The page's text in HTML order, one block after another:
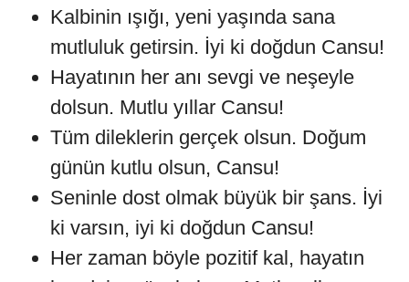
Kalbinin ışığı, yeni yaşında sana
mutluluk getirsin. İyi ki doğdun Cansu!
Hayatının her anı sevgi ve neşeyle
dolsun. Mutlu yıllar Cansu!
Tüm dileklerin gerçek olsun. Doğum
günün kutlu olsun, Cansu!
Seninle dost olmak büyük bir şans. İyi
ki varsın, iyi ki doğdun Cansu!
Her zaman böyle pozitif kal, hayatın